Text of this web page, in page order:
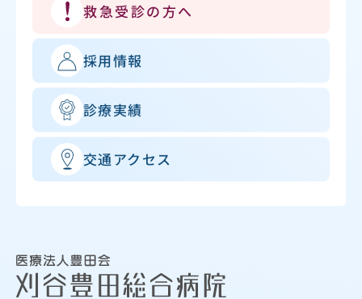
救急受診の方へ
採用情報
診療実績
交通アクセス